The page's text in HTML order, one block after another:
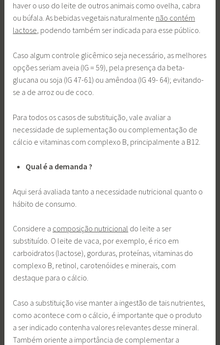
haver o uso do leite de outros animais como ovelha, cabra
ou búfala. As bebidas vegetais naturalmente não contém
lactose, podendo também ser indicada para esse público.
Caso algum controle glicêmico seja necessário, as melhores
opções seriam aveia (IG = 59), pela presença da beta-
glucana ou soja (IG 47-61) ou amêndoa (IG 49- 64); evitando-
se a de arroz ou de coco.
Para todos os casos de substituição, vale avaliar a
necessidade de suplementação ou complementação de
cálcio e vitaminas com complexo B, principalmente a B12.
Qual é a demanda ?
Aqui será avaliada tanto a necessidade nutricional quanto o
hábito de consumo.
Considere a composição nutricional do leite a ser
substituído. O leite de vaca, por exemplo, é rico em
carboidratos (lactose), gorduras, proteínas, vitaminas do
complexo B, retinol, carotenóides e minerais, com
destaque para o cálcio.
Caso a substituição vise manter a ingestão de tais nutrientes,
como acontece com o cálcio, é importante que o produto
a ser indicado contenha valores relevantes desse mineral.
Também oriente a importância de complementar a